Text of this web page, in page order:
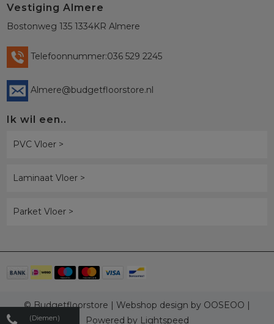
(Diemen)
Vestiging Almere
Bostonweg 135 1334KR Almere
Telefoonnummer:036 529 2245
Almere@budgetfloorstore.nl
Ik wil een..
PVC Vloer >
Laminaat Vloer >
Parket Vloer >
© Budgetfloorstore | Webshop design by OOSEOO |
Powered by Lightspeed